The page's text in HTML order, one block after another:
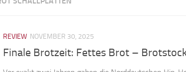
REVIEW NOVEMBER 30, 2025
Finale Brotzeit: Fettes Brot –